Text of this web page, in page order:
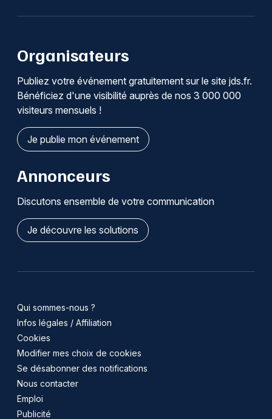
Organisateurs
Publiez votre événement gratuitement sur le site jds.fr.
Bénéficiez d'une visibilité auprès de nos 3 000 000
visiteurs mensuels !
Je publie mon événement
Annonceurs
Discutons ensemble de votre communication
Je découvre les solutions
Qui sommes-nous ?
Infos légales / Affiliation
Cookies
Modifier mes choix de cookies
Se désabonner des notifications
Nous contacter
Emploi
Publicité